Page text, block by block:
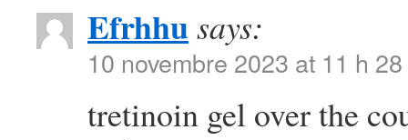
Efrhhusays:
10 novembre 2023 at 11 h
tretinoin gel over the